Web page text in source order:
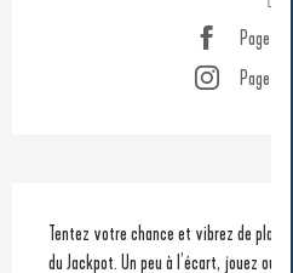
Page
Page
Description
Tentez votre chance et vibrez de
du Jackpot. Un peu à l’écart, jouez ou